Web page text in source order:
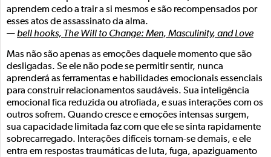
aprendem cedo a trair a si mesmos e são recompensados por
esses atos de assassinato da alma.
—bell hooks, The Will to Change: Men, Masculinity, and Love
Mas não são apenas as emoções daquele momento que são
desligadas. Se ele não pode se permitir sentir, nunca
aprenderá as ferramentas e habilidades emocionais essenciais
para construir relacionamentos saudáveis. Sua inteligência
emocional fica reduzida ou atrofiada, e suas interações com os
outros sofrem. Quando cresce e emoções intensas surgem,
sua capacidade limitada faz com que ele se sinta rapidamente
sobrecarregado. Interações difíceis tornam-se demais, e ele
entra em respostas traumáticas de luta, fuga, apaziguamento